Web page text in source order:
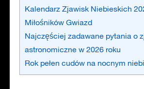
Kalendarz Zjawisk Niebieskich
Miłośników Gwiazd
Najczęściej zadawane pytania o
astronomiczne w 2026 roku
Rok pełen cudów na nocnym